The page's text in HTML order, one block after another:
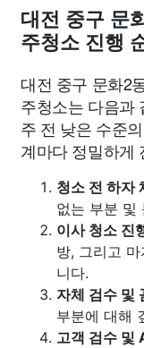
대전 중구 문
주청소 진행
대전 중구 문화2
주청소는 다음과
주 전 낮은 수준
계마다 정밀하게
청소 전 하자
없는 부분 및
이사 청소 진
방, 그리고
니다.
자체 검수 및
부분에 대해
고객 검수 및